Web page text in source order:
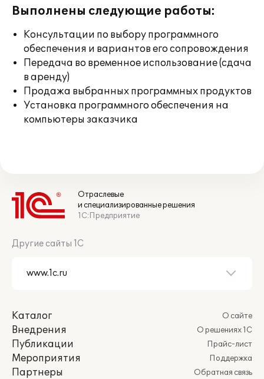
Выполнены следующие работы:
Консультации по выбору программного
обеспечения и вариантов его сопровождения
Передача во временное использование (сдача
в аренду)
Продажа выбранных программных продуктов
Установка программного обеспечения на
компьютеры заказчика
Отраслевые
и специализированные решения
1С:Предприятие
Другие сайты 1С
Каталог
Внедрения
Публикации
Мероприятия
Партнеры
О сайте
О решениях 1С
Прайс-лист
Поддержка
Обратная связь